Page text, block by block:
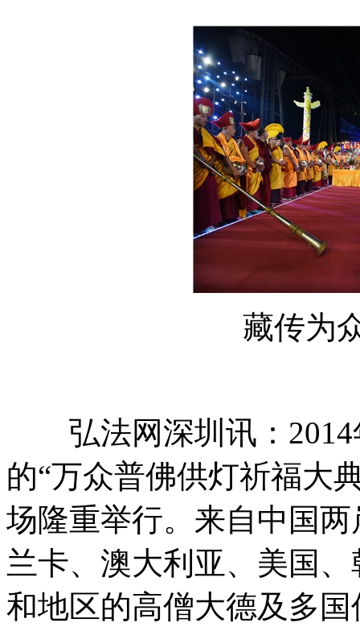
藏传为众
弘法网深圳讯：2014
的“万众普佛供灯祈福大
场隆重举行。来自中国
兰卡、澳大利亚、美国
和地区的高僧大德及多